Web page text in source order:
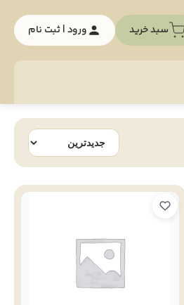
سبد خرید ورود | ثبت نام